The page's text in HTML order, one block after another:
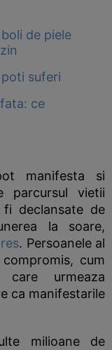
de piele
suferi
ce
manifesta si
parcursul vietii
fi declansate de
la soare,
. Persoanele al
cum
urmeaza
ca manifestarile
milioane de